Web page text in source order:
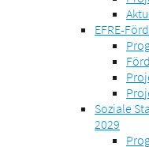
EFRE-
Soziale
2029